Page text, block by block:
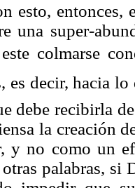
esto, entonces,
una super-
colmarse
es decir, hacia
debe recibirla
la creación
y no como un
palabras, si